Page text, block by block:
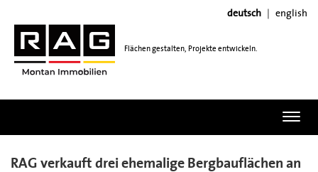
deutsch english
Flächen gestalten, Projekte entwickeln.
RAG verkauft drei ehemalige Bergbauflächen an